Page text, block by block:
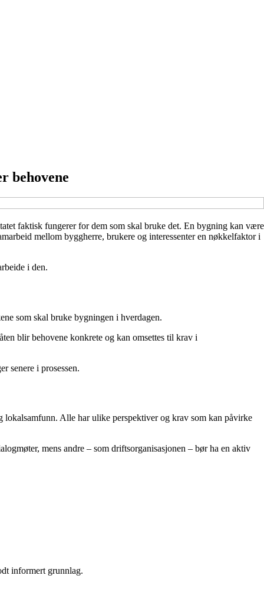
behovene
faktisk fungerer for dem som skal bruke det. En bygning kan være
mellom byggherre, brukere og interessenter en nøkkelfaktor i
i den.
som skal bruke bygningen i hverdagen.
blir behovene konkrete og kan omsettes til krav i
senere i prosessen.
lokalsamfunn. Alle har ulike perspektiver og krav som kan påvirke
mens andre – som driftsorganisasjonen – bør ha en aktiv
informert grunnlag.